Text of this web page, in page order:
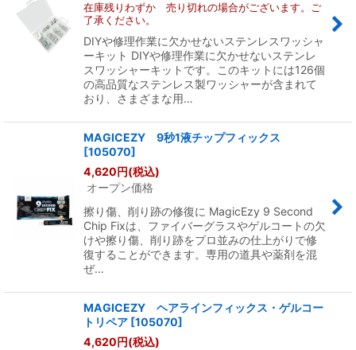
在庫残りわずか 売り切れの場合がございます。ご
了承ください。
DIYや修理作業に欠かせないステンレスワッシャ
ーキット DIYや修理作業に欠かせないステンレ
スワッシャーキットです。このキットには126個
の高品質なステンレス製ワッシャーが含まれて
おり、さまざまな用…
MAGICEZY 9秒1液チップフィックス
[105070]
4,620円(税込)
オープン価格
擦り傷、削り跡の修復に MagicEzy 9 Second
Chip Fixは、ファイバーグラスやゲルコートの欠
けや擦り傷、削り跡をプロ並みの仕上がりで修
復することができます。専用の道具や薬剤を混
ぜ…
MAGICEZY ヘアラインフィックス・ゲルコー
トリペア [105070]
4,620円(税込)